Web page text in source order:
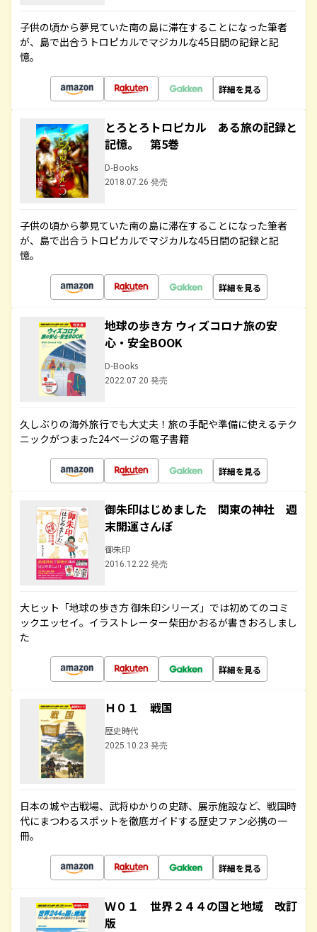
子供の頃から夢見ていた南の島に滞在することになった筆者
が、島で出合うトロピカルでマジカルな45日間の記録と記
憶。
詳細を見る
とろとろトロピカル ある旅の記録と
記憶。 第5巻
D-Books
2018.07.26 発売
子供の頃から夢見ていた南の島に滞在することになった筆者
が、島で出合うトロピカルでマジカルな45日間の記録と記
憶。
詳細を見る
地球の歩き方 ウィズコロナ旅の安
心・安全BOOK
D-Books
2022.07.20 発売
久しぶりの海外旅行でも大丈夫！旅の手配や準備に使えるテク
ニックがつまった24ページの電子書籍
詳細を見る
御朱印はじめました 関東の神社 週
末開運さんぽ
御朱印
2016.12.22 発売
大ヒット「地球の歩き方 御朱印シリーズ」では初めてのコミ
ックエッセイ。イラストレーター柴田かおるが書きおろしまし
た
詳細を見る
Ｈ０１ 戦国
歴史時代
2025.10.23 発売
日本の城や古戦場、武将ゆかりの史跡、展示施設など、戦国時
代にまつわるスポットを徹底ガイドする歴史ファン必携の一
冊。
詳細を見る
Ｗ０１ 世界２４４の国と地域 改訂
版